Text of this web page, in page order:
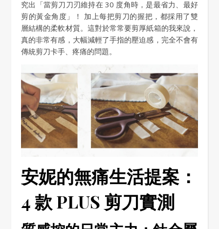
究出「當剪刀刀刃維持在 30 度角時，是最省力、最好
剪的黃金角度」！ 加上每把剪刀的握把，都採用了雙
層結構的柔軟材質。這對於常常要剪厚紙箱的我來說，
真的非常有感，大幅減輕了手指的壓迫感，完全不會有
傳統剪刀卡手、疼痛的問題。
安妮的無痛生活提案：
4 款 PLUS 剪刀實測